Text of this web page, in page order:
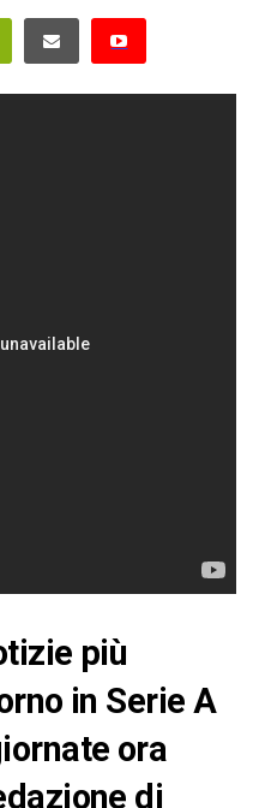
più
in Serie A
ora
di